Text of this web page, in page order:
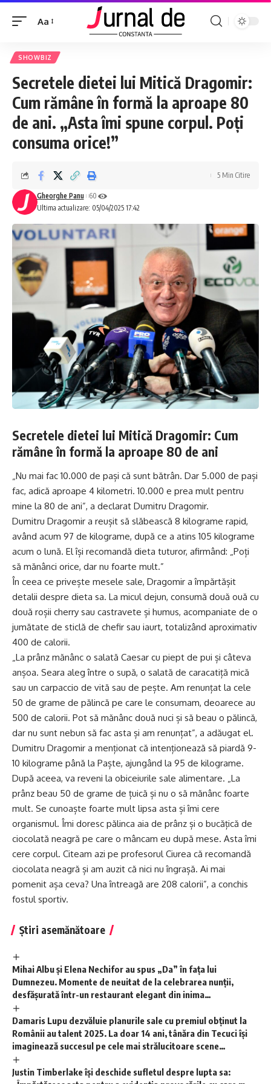
Aa
SHOWBIZ
Secretele dietei lui Mitică Dragomir:
Cum rămâne în formă la aproape 80
de ani. „Asta îmi spune corpul. Poți
consuma orice!”
Ultima actualizare: 05/04/2025 17:42
Gheorghe Panu 60
5 Min Citire
Secretele dietei lui Mitică Dragomir: Cum
rămâne în formă la aproape 80 de ani
„Nu mai fac 10.000 de pași că sunt bătrân. Dar 5.000 de pași
fac, adică aproape 4 kilometri. 10.000 e prea mult pentru
mine la 80 de ani”, a declarat Dumitru Dragomir.
Dumitru Dragomir a reușit să slăbească 8 kilograme rapid,
având acum 97 de kilograme, după ce a atins 105 kilograme
acum o lună. El își recomandă dieta tuturor, afirmând: „Poți
să mănânci orice, dar nu foarte mult.”
În ceea ce privește mesele sale, Dragomir a împărtășit
detalii despre dieta sa. La micul dejun, consumă două ouă cu
două roșii cherry sau castravete și humus, acompaniate de o
jumătate de sticlă de chefir sau iaurt, totalizând aproximativ
400 de calorii.
„La prânz mănânc o salată Caesar cu piept de pui și câteva
anșoa. Seara aleg între o supă, o salată de caracatiță mică
sau un carpaccio de vită sau de pește. Am renunțat la cele
50 de grame de pălincă pe care le consumam, deoarece au
500 de calorii. Pot să mănânc două nuci și să beau o pălincă,
dar nu sunt nebun să fac asta și am renunțat”, a adăugat el.
Dumitru Dragomir a menționat că intenționează să piardă 9-
10 kilograme până la Paște, ajungând la 95 de kilograme.
După aceea, va reveni la obiceiurile sale alimentare. „La
prânz beau 50 de grame de țuică și nu o să mănânc foarte
mult. Se cunoaște foarte mult lipsa asta și îmi cere
organismul. Îmi doresc pălinca aia de prânz și o bucățică de
ciocolată neagră pe care o mâncam eu după mese. Asta îmi
cere corpul. Citeam azi pe profesorul Ciurea că recomandă
ciocolata neagră și am auzit că nici nu îngrașă. Ai mai
pomenit așa ceva? Una întreagă are 208 calorii”, a conchis
fostul sportiv.
Știri asemănătoare
Mihai Albu și Elena Nechifor au spus „Da” în fața lui
Dumnezeu. Momente de neuitat de la celebrarea nunții,
desfășurată într-un restaurant elegant din inima
Bucureștiului.
Damaris Lupu dezvăluie planurile sale cu premiul obținut la
Românii au talent 2025. La doar 14 ani, tânăra din Tecuci își
imaginează succesul pe cele mai strălucitoare scene
internaționale.
Justin Timberlake își deschide sufletul despre lupta sa: